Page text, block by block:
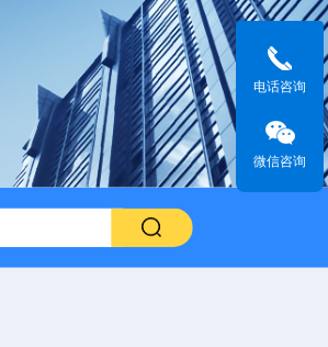
电话咨询
微信咨询